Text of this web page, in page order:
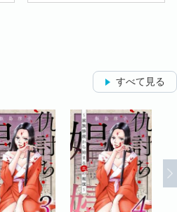
すべて見る